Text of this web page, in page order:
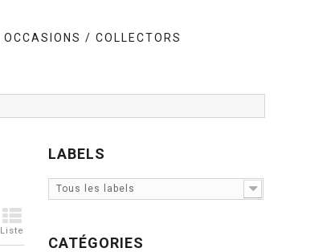
OCCASIONS / COLLECTORS
Liste
LABELS
Tous les labels
CATÉGORIES